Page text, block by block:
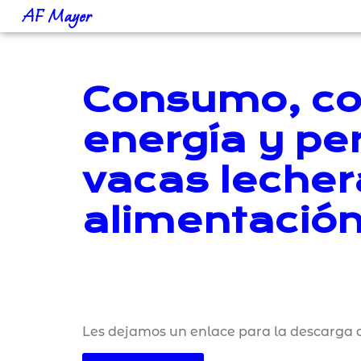
AF Mayer
Consumo,
energía y
vacas
Les dejamos un enlace para la descarga